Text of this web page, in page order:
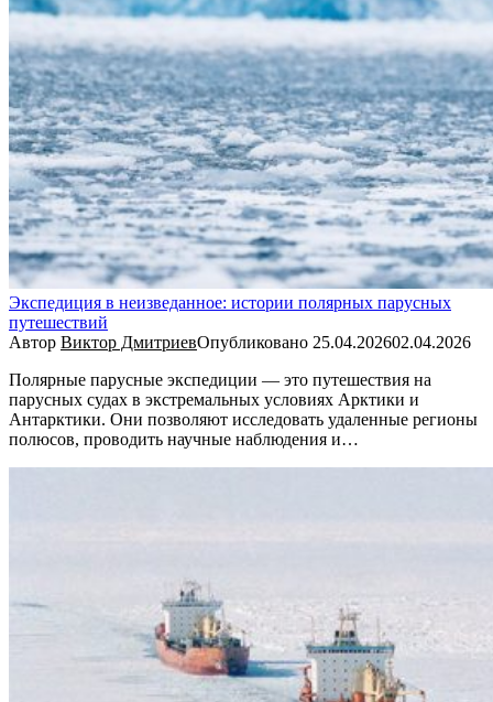
Экспедиция в неизведанное: истории полярных парусных
путешествий
Автор Виктор ДмитриевОпубликовано 25.04.202602.04.2026
Полярные парусные экспедиции — это путешествия на
парусных судах в экстремальных условиях Арктики и
Антарктики. Они позволяют исследовать удаленные регионы
полюсов, проводить научные наблюдения и…